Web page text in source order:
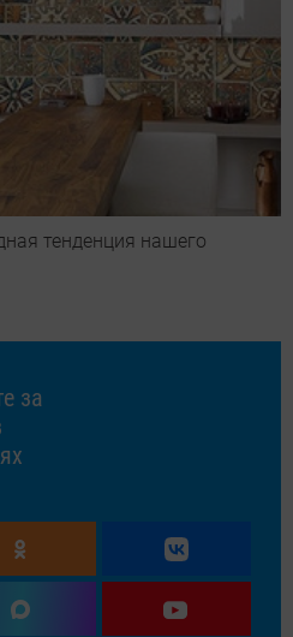
тенденция нашего
за